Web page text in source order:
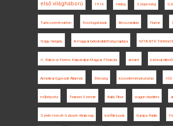
első világháború 1916 Hideg Szepesség
Turócszentmárton fosztogatások Besszarábia Fiume
Nagy Gergely A magyar békeküldöttség naplója MTA BTK
II. Rákóczi Ferenc Kárpátaljai Magyar Főiskola antant katonai
Amerikai Egyesült Államok Éhínség közvéleménykutatás 100
műhelyvita Trianoni Szemle Balla Tibor wagon dwellers
Szerb-Horvát-Szlovén Királyság konfliktusok Európa Rádió